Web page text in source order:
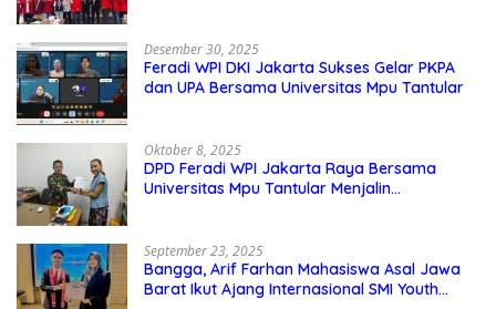
Desember 30, 2025
Feradi WPI DKI Jakarta Sukses Gelar PKPA
dan UPA Bersama Universitas Mpu Tantular
Oktober 8, 2025
DPD Feradi WPI Jakarta Raya Bersama
Universitas Mpu Tantular Menjalin
September 23, 2025
Bangga, Arif Farhan Mahasiswa Asal Jawa
Barat Ikut Ajang Internasional SMI Youth